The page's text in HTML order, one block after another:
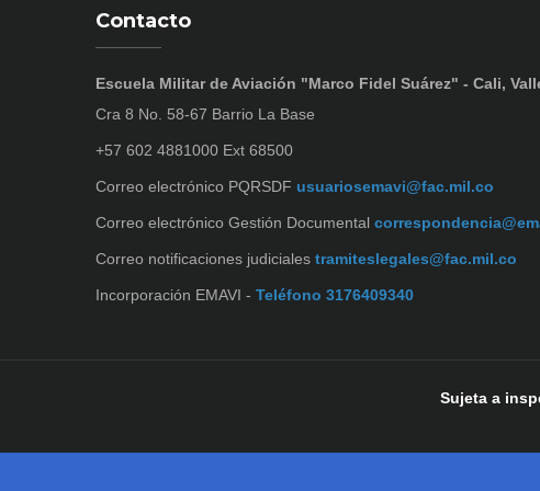
Contacto
Escuela Militar de Aviación "Marco Fidel Suárez" - Cali,
Cra 8 No. 58-67 Barrio La Base
+57 602 4881000 Ext 68500
Correo electrónico PQRSDF usuariosemavi@fac.mil.co
Correo electrónico Gestión Documental
Correo notificaciones judiciales tramiteslegales@fac.mil.co
Incorporación EMAVI - Teléfono 3176409340
Sujeta a